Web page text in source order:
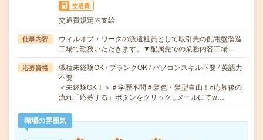
交通費
交通費規定内支給
仕事内容
ウィルオブ・ワークの派遣社員として取引先の配電盤製造
工場で勤務いただきます。▼配属先での業務内容工場…
応募資格
職種未経験OK / ブランクOK / パソコンスキル不要 / 英語力
不要
＜未経験OK！＞＃学歴不問＃髪色・髪型自由！○応募後の
流れ「応募する」ボタンをクリック↓メールにてw…
職場の雰囲気